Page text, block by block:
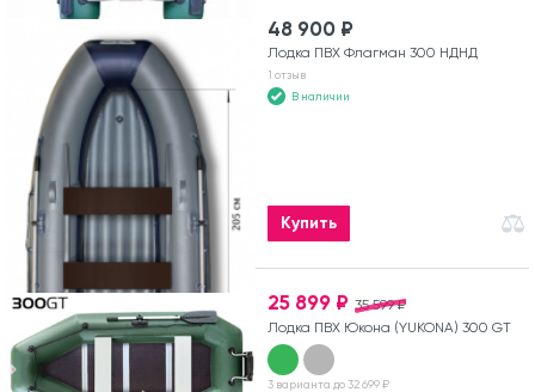
48 900 ₽
Лодка ПВХ Флагман 300 НДНД
1 отзыв
В наличии
Купить
35 599 ₽
25 899 ₽
Лодка ПВХ Юкона (YUKONA) 300 GT
3 варианта до 32 699 ₽